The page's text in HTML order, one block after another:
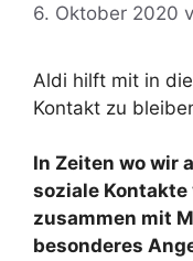
6. Oktober 2020
Aldi hilft mit in
Kontakt zu
In Zeiten wo wir
soziale
zusammen mit
besonderes